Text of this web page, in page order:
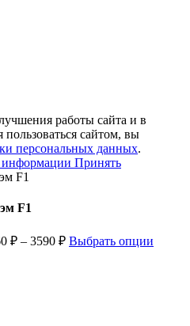
работы сайта и в
сайтом, вы
персональных данных.
Принять
F1
₽ – 3590 ₽ Выбрать опции